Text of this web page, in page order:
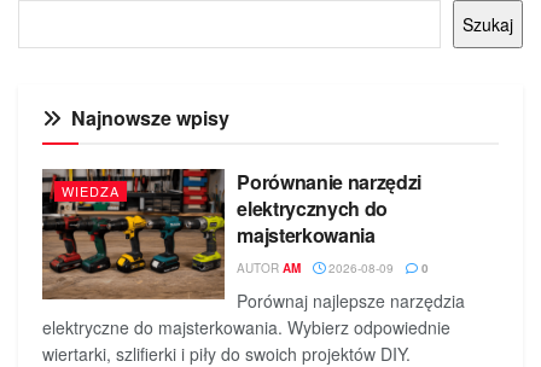
Szukaj
Najnowsze wpisy
WIEDZA
Porównanie narzędzi
elektrycznych do
majsterkowania
AUTOR AM 2026-08-09 0
Porównaj najlepsze narzędzia
elektryczne do majsterkowania. Wybierz odpowiednie
wiertarki, szlifierki i piły do swoich projektów DIY.